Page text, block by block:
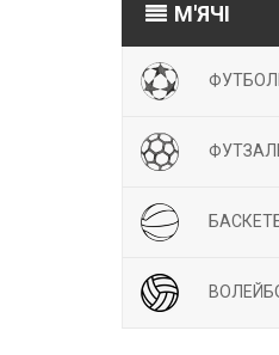
М'ЯЧІ